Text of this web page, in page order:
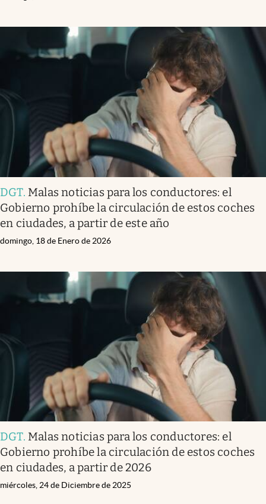
DGT. Malas noticias para los conductores: el
Gobierno prohíbe la circulación de estos coches
en ciudades, a partir de este año
domingo, 18 de Enero de 2026
DGT. Malas noticias para los conductores: el
Gobierno prohíbe la circulación de estos coches
en ciudades, a partir de 2026
miércoles, 24 de Diciembre de 2025